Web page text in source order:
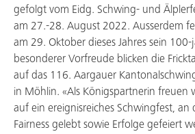
gefolgt vom Eidg. Schwing- und
am 27.-28. August 2022. Ausserdem
am 29. Oktober dieses Jahres sein
besonderer Vorfreude blicken die
auf das 116. Aargauer
in Möhlin. «Als Königspartnerin freuen
auf ein ereignisreiches Schwingfest, an
Fairness gelebt sowie Erfolge gefeiert